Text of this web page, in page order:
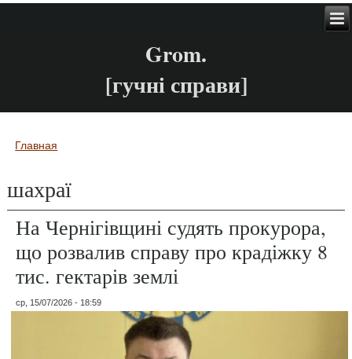
Grom.
[гучні справи]
Вы здесь
Главная
шахраї
На Чернігівщині судять прокурора,
що розвалив справу про крадіжку 8
тис. гектарів землі
ср, 15/07/2026 - 18:59